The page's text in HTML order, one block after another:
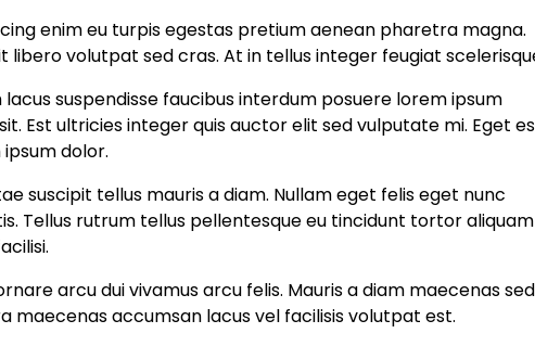
enim eu turpis egestas pretium aenean pharetra magna.
libero volutpat sed cras. At in tellus integer feugiat
lacus suspendisse faucibus interdum posuere lorem ipsum
Est ultricies integer quis auctor elit sed vulputate mi. Eget
dolor.
suscipit tellus mauris a diam. Nullam eget felis eget nunc
Tellus rutrum tellus pellentesque eu tincidunt tortor aliquam
arcu dui vivamus arcu felis. Mauris a diam maecenas
maecenas accumsan lacus vel facilisis volutpat est.